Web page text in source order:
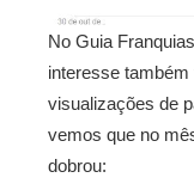
No Guia
interesse também
visualizações de
vemos que no
dobrou: